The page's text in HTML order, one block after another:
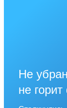
Не
не